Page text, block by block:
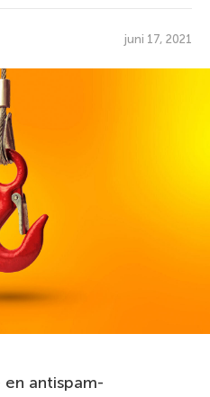
juni 17, 2021
antispam-